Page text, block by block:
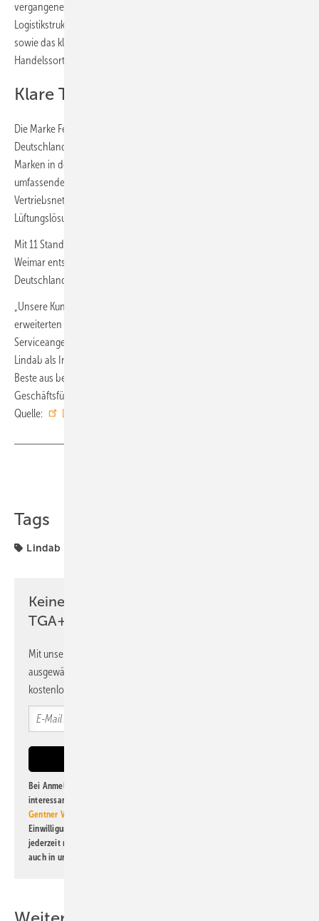
vergangenen drei Jahren wurden doppelte Produktions- und
Logistikstrukturen in Süd- und Mitteldeutschland zusammengeführt
sowie das klassische Lindab-Industrie-Sortiment mit dem
Handelssortiment von Felderer harmonisiert.
Klare Trennung der Marken
Die Marke Felderer wird als eigenständige Großhandelsmarke in ganz
Deutschland etabliert und stärkt ihre Position als Distributor von
Marken in der Lüftungsbranche. Kunden profitieren von einem
umfassenden Sortiment, optimierten Lieferketten und einem dichten
Vertriebsnetzwerk. Gleichzeitig bleibt Lindab als Produzent von
Lüftungslösungen bestehen.
Mit 11 Standorten von Hamburg bis München und von Köln bis
Weimar entsteht ein flächendeckendes Netzwerk, das Kunden in ganz
Deutschland mit Produkten und zuverlässiger Logistik versorgt.
„Unsere Kunden profitieren von der klaren Markenstrategie, der
erweiterten Marktpräsenz und einem noch leistungsfähigeren
Serviceangebot. Mit Felderer als führender Großhandelsmarke und
Lindab als Innovationsführer im Produktionsbereich bieten wir das
Beste aus beiden Welten“, so Philipp Felderer, Vorsitzender
Geschäftsführer der Lindab GmbH. ■
Quelle:
Tags
Lindab
Keine Zeit? Kein Problem mit dem
TGA+E Newsletter!
Mit unserem Newsletter erhalten Sie regelmäßig von uns
ausgewählte Informationen und Neuigkeiten, gebündelt und
kostenlos direkt ins Postfach.
Bei Anmeldung zu diesem Newsletter bin ich damit einverstanden, über
interessante Verlags- und Online-Angebote
Gentner Verlag GmbH & Co. KG
Einwilligung kann ich jederzeit widerrufen und eine Abmeldung ist
jederzeit möglich. Informationen zum Umgang mit Daten finden Sie
auch in unserer